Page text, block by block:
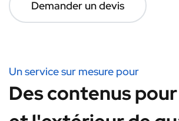
Demander un devis
Un service sur mesure pour
Des contenus